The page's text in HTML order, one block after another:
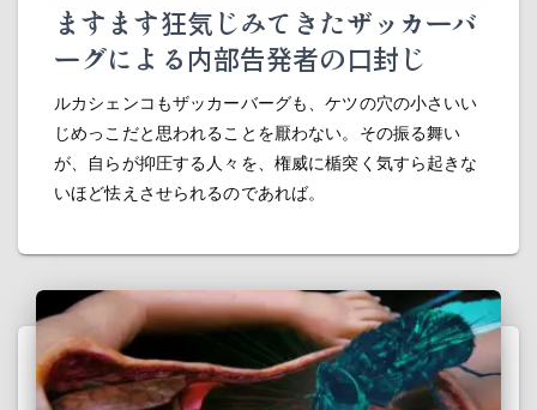
ますます狂気じみてきたザッカーバ
ーグによる内部告発者の口封じ
ルカシェンコもザッカーバーグも、ケツの穴の小さいい
じめっこだと思われることを厭わない。その振る舞い
が、自らが抑圧する人々を、権威に楯突く気すら起きな
いほど怯えさせられるのであれば。